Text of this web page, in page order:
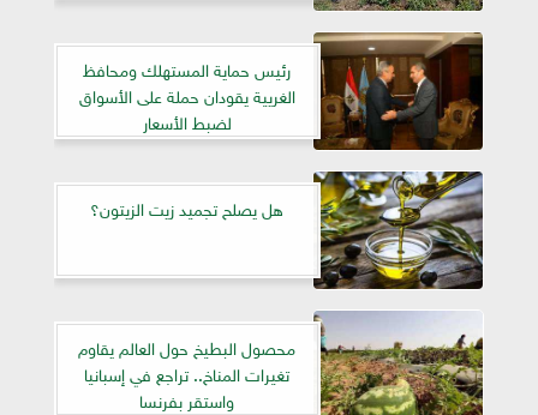
رئيس حماية المستهلك ومحافظ
الغريية يقودان حملة على الأسواق
لضبط الأسعار
هل يصلح تجميد زيت الزيتون؟
محصول البطيخ حول العالم يقاوم
تغيرات المناخ.. تراجع في إسبانيا
واستقر بفرنسا